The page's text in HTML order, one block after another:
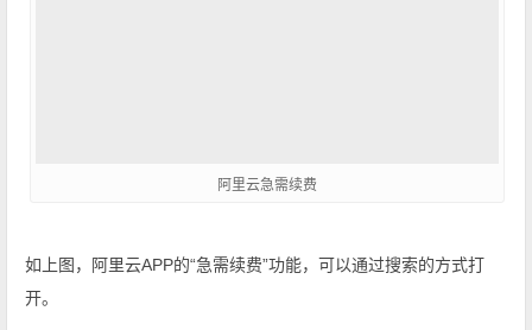
阿里云急需续费
如上图，阿里云APP的“急需续费”功能，可以通过搜索的方式打
开。